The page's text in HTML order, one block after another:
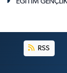
RSS